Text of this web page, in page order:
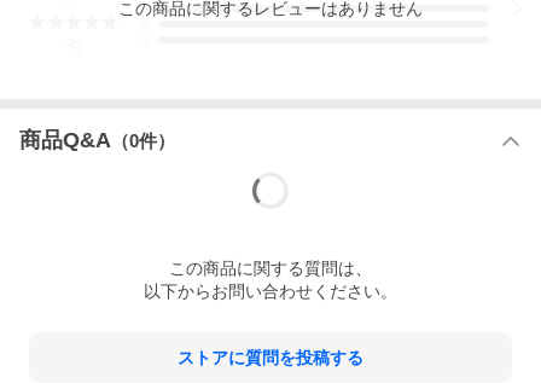
3
この商品に関するレビューはありません
商品Q&A （0件）
この商品に関する質問は、
以下からお問い合わせください。
ストアに質問を投稿する